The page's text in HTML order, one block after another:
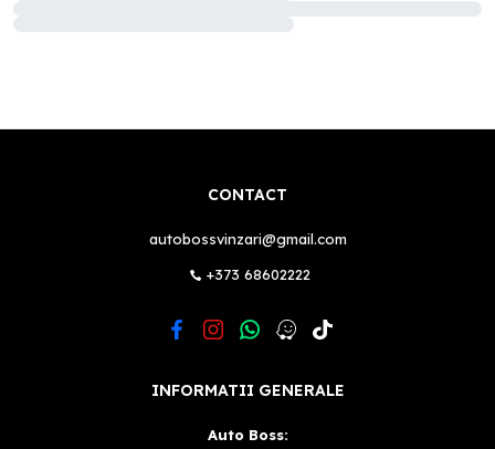
CONTACT
autobossvinzari@gmail.com
+373 68602222
INFORMATII GENERALE
Auto Boss: